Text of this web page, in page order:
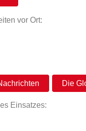
vor Ort:
Die
Einsatzes: